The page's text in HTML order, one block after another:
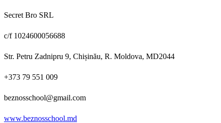
Secret Bro SRL
c/f 1024600056688
Str. Petru Zadnipru 9, Chișinău, R. Moldova, MD2044
+373 79 551 009
beznosschool@gmail.com
www.beznosschool.md